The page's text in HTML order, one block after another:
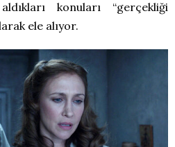
konuları “gerçekliği
ele alıyor.